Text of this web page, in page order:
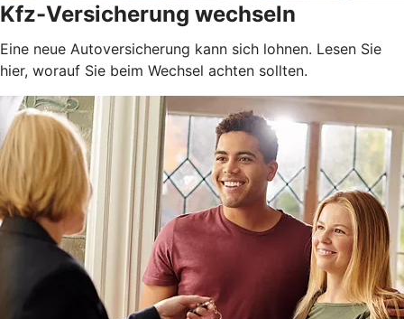
Kfz-Versicherung wechseln
Eine neue Autoversicherung kann sich lohnen. Lesen Sie
hier, worauf Sie beim Wechsel achten sollten.